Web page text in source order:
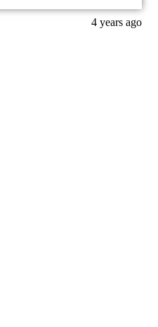
4 years ago